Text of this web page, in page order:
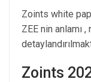
Zoints white
ZEE nin anlamı
Zoints